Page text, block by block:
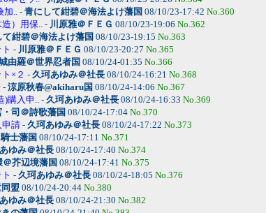
加.. - 青にして紺碧＠海法よけ藩国 08/10/23-17:42 No.360
）用保.. - 川原雅＠ＦＥＧ 08/10/23-19:06 No.362
て紺碧＠海法よけ藩国 08/10/23-19:15 No.363
- 川原雅＠ＦＥＧ 08/10/23-20:27 No.365
由羅＠世界忍者国 08/10/24-01:35 No.366
×２ - 久珂あゆみ＠社長 08/10/24-16:21 No.368
- 涼原秋春@akiharu国 08/10/24-14:06 No.367
)購入申.. - 久珂あゆみ＠社長 08/10/24-16:33 No.369
司＠詩歌藩国 08/10/24-17:04 No.370
請- 久珂あゆみ＠社長 08/10/24-17:22 No.373
士藩国 08/10/24-17:11 No.371
ゆみ＠社長 08/10/24-17:40 No.374
＠芥辺境藩国 08/10/24-17:41 No.375
- 久珂あゆみ＠社長 08/10/24-18:05 No.376
盟 08/10/24-20:44 No.380
ゆみ＠社長 08/10/24-21:30 No.382